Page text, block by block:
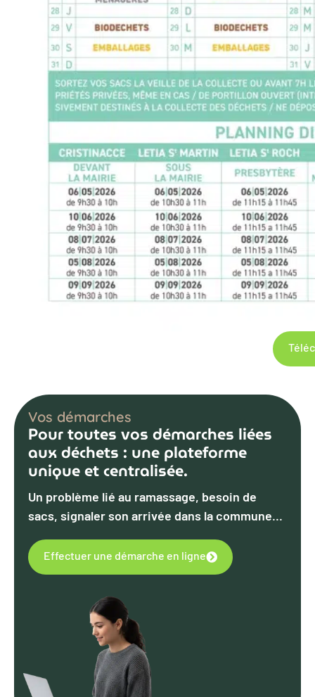
Vos démarches
Pour toutes vos démarches liées
aux déchets : une plateforme
unique et centralisée.
Un problème lié au ramassage, besoin de
sacs, signaler son arrivée dans la commune...
Effectuer une démarche en ligne